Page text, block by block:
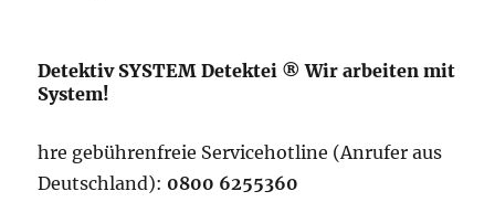
Detektiv SYSTEM Detektei ® Wir arbeiten mit
System!
hre gebührenfreie Servicehotline (Anrufer aus
Deutschland): 0800 6255360